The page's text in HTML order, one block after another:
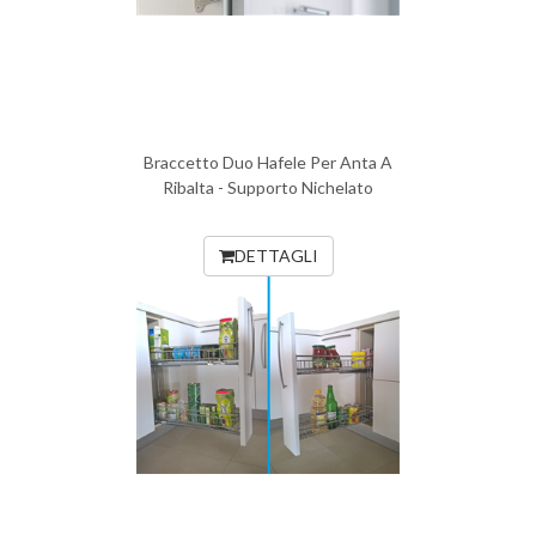
Braccetto Duo Hafele Per Anta A
Ribalta - Supporto Nichelato
DETTAGLI